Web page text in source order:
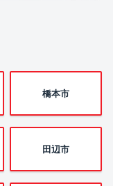
橋本市
田辺市